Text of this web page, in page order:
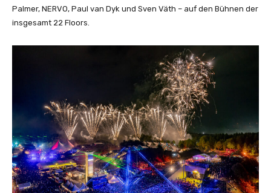
Palmer, NERVO, Paul van Dyk und Sven Väth – auf den Bühnen der
insgesamt 22 Floors.